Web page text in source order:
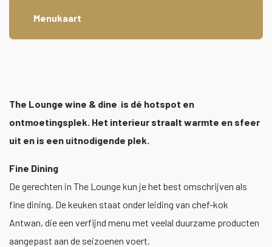
Menukaart
The Lounge wine & dine is dé hotspot en
ontmoetingsplek. Het interieur straalt warmte en sfeer
uit en is een uitnodigende plek.
Fine Dining
De gerechten in The Lounge kun je het best omschrijven als
fine dining. De keuken staat onder leiding van chef-kok
Antwan, die een verfijnd menu met veelal duurzame producten
aangepast aan de seizoenen voert.